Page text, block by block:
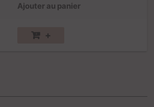
Ajouter au panier
+